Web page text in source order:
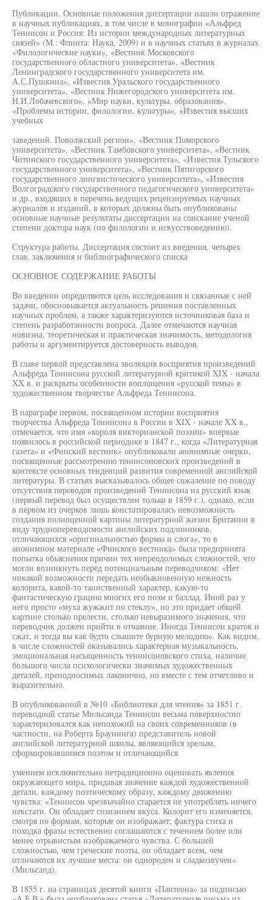
Публикации. Основные положения диссертации нашли отражение
в научных публикациях, в том числе в монографии «Альфред
Теннисон и Россия: Из истории международных литературных
связей» (М.: Флинта: Наука, 2009) и в научных статьях в журналах
«Филологические науки», «Вестник Московского
государственного областного университета», «Вестник
Ленинградского государственного университета им.
А.С.Пушкина», «Известия Уральского государственного
университета», «Вестник Нижегородского университета им.
Н.И.Лобачевского», «Мир науки, культуры, образования»,
«Проблемы истории, филологии, культуры», «Известия высших
учебных
заведений. Поволжский регион», «Вестник Поморского
университета», «Вестник Тамбовского университета», «Вестник
Читинского государственного университета», «Известия Тульского
государственного университета», «Вестник Пятигорского
государственного лингвистического университета», «Известия
Волгоградского государственного педагогического университета»
и др., входящих в перечень ведущих рецензируемых научных
журналов и изданий, в которых должны быть опубликованы
основные научные результаты диссертации на соискание ученой
степени доктора наук (по филологии и искусствоведению).
Структура работы. Диссертация состоит из введения, четырех
глав, заключения и библиографического списка
ОСНОВНОЕ СОДЕРЖАНИЕ РАБОТЫ
Во введении определяются цель исследования и связанные с ней
задачи, обосновывается актуальность решения поставленных
научных проблем, а также характеризуются источниковая база и
степень разработанности вопроса. Далее отмечаются научная
новизна, теоретическая и практическая значимость, методология
работы и аргументируется достоверность выводов.
В главе первой представлена эволюция восприятия произведений
Альфреда Теннисона русской литературной критикой XIX - начала
XX в. и раскрыты особенности воплощения «русской темы» в
художественном творчестве Альфреда Теннисона.
В параграфе первом, посвященном истории восприятия
творчества Альфреда Теннисона в России в XIX - начале XX в.,
отмечается, что имя «короля викторианской поэзии» впервые
появилось в российской периодике в 1847 г., когда «Литературная
газета» и «Финский вестник» опубликовали анонимные очерки,
посвященные рассмотрению теннисоновских произведений в
контексте основных тенденций развития современной английской
литературы. В статьях высказывалось общее сожаление по поводу
отсутствия переводов произведений Теннисона на русский язык
(первый перевод был осуществлен только в 1859 г.), однако, если
в первом из очерков лишь констатировалась невозможность
создания полноценной картины литературной жизни Британии в
виду труднопереводимости английских подлинников,
отличающихся «оригинальностью формы и слога», то в
анонимном материале «Финского вестника» была предпринята
попытка объяснения причин тех непреодолимых сложностей, что
могли возникнуть перед потенциальным переводчиком: «Нет
никакой возможности передать необыкновенную нежность
колорита, какой-то таинственный характер, какую-то
фантастическую грацию многих его поэм и баллад. Иной раз у
него просто «муха жужжит по стеклу», но это придает общей
картине столько прелести, столько невыразимого значения, что
переводчик должен прийти в отчаяние. Иногда Теннисон краток и
сжат, и тогда вы как будто слышите бурную мелодию». Как видим,
в числе сложностей оказывались характерная музыкальность,
эмоциональная насыщенность теннисоновского стиха, наличие
большого числа психологически значимых художественных
деталей, преподносимых лаконично, но вместе с тем отчетливо и
выразительно.
В опубликованной в №10 «Библиотеки для чтения» за 1851 г.
переводной статье Мильсанда Теннисон весьма поверхностно
характеризовался как непохожий на своих современников (в
частности, на Роберта Браунинга) представитель новой
английской литературной школы, являющийся зрелым,
сформировавшимся поэтом и отличающийся
умением исключительно нетрадиционно оценивать явления
окружающего мира, придавая значение каждой художественной
детали, каждому поэтическому образу, каждому движению
чувства: «Теннисон чрезвычайно старается не употреблять ничего
некстати. Он обладает сознанием вкуса. Колорит его изменяется,
смотря по формам, которые он изображает; фактура стиха и
походка фразы естественно соглашаются с течением более или
менее отрывистым изображаемого чувства. С большей
сложностью, чем греческие поэты, он обладает всем, чем
отличаются их лучшие места: он однороден и сладкозвучен»
(Мильсапд).
В 1855 г. на страницах десятой книги «Пантеона» за подписью